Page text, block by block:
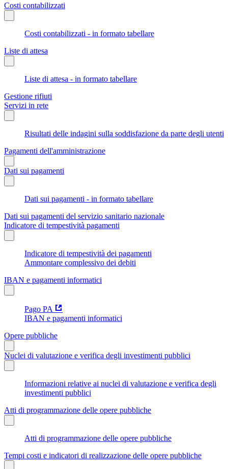
Costi contabilizzati
Costi contabilizzati - in formato tabellare
Liste di attesa
Liste di attesa - in formato tabellare
Gestione rifiuti
Servizi in rete
Risultati delle indagini sulla soddisfazione da parte degli utenti
Pagamenti dell'amministrazione
Dati sui pagamenti
Dati sui pagamenti - in formato tabellare
Dati sui pagamenti del servizio sanitario nazionale
Indicatore di tempestività pagamenti
Indicatore di tempestività dei pagamenti
Ammontare complessivo dei debiti
IBAN e pagamenti informatici
Pago PA
IBAN e pagamenti informatici
Opere pubbliche
Nuclei di valutazione e verifica degli investimenti pubblici
Informazioni relative ai nuclei di valutazione e verifica degli
investimenti pubblici
Atti di programmazione delle opere pubbliche
Atti di programmazione delle opere pubbliche
Tempi costi e indicatori di realizzazione delle opere pubbliche